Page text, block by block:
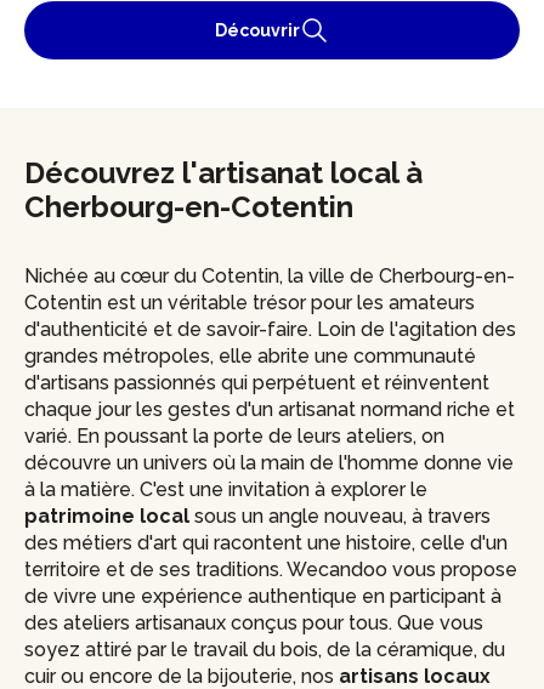
Découvrir
Découvrez l'artisanat local à
Cherbourg-en-Cotentin
Nichée au cœur du Cotentin, la ville de Cherbourg-en-
Cotentin est un véritable trésor pour les amateurs
d'authenticité et de savoir-faire. Loin de l'agitation des
grandes métropoles, elle abrite une communauté
d'artisans passionnés qui perpétuent et réinventent
chaque jour les gestes d'un artisanat normand riche et
varié. En poussant la porte de leurs ateliers, on
découvre un univers où la main de l'homme donne vie
à la matière. C'est une invitation à explorer le
patrimoine local sous un angle nouveau, à travers
des métiers d'art qui racontent une histoire, celle d'un
territoire et de ses traditions. Wecandoo vous propose
de vivre une expérience authentique en participant à
des ateliers artisanaux conçus pour tous. Que vous
soyez attiré par le travail du bois, de la céramique, du
cuir ou encore de la bijouterie, nos artisans locaux